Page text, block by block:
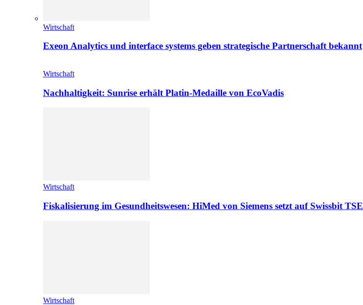
Wirtschaft
Exeon Analytics und interface systems geben strategische Partnerschaft bekannt
Wirtschaft
Nachhaltigkeit: Sunrise erhält Platin-Medaille von EcoVadis
Wirtschaft
Fiskalisierung im Gesundheitswesen: HiMed von Siemens setzt auf Swissbit TSE
Wirtschaft